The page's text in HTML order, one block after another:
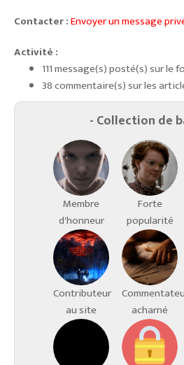
Contacter :Envoyer un message
Activité :
111 message(s) posté(s) sur le
38 commentaire(s) sur les
- Collection de
Membre
d'honneur
Forte
popularité
Contributeur
au site
acharné